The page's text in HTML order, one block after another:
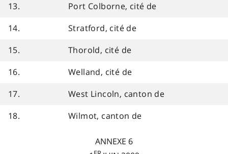
13.
Port Colborne, cité de
14.
Stratford, cité de
15.
Thorold, cité de
16.
Welland, cité de
17.
West Lincoln, canton de
18.
Wilmot, canton de
ANNEXE 6